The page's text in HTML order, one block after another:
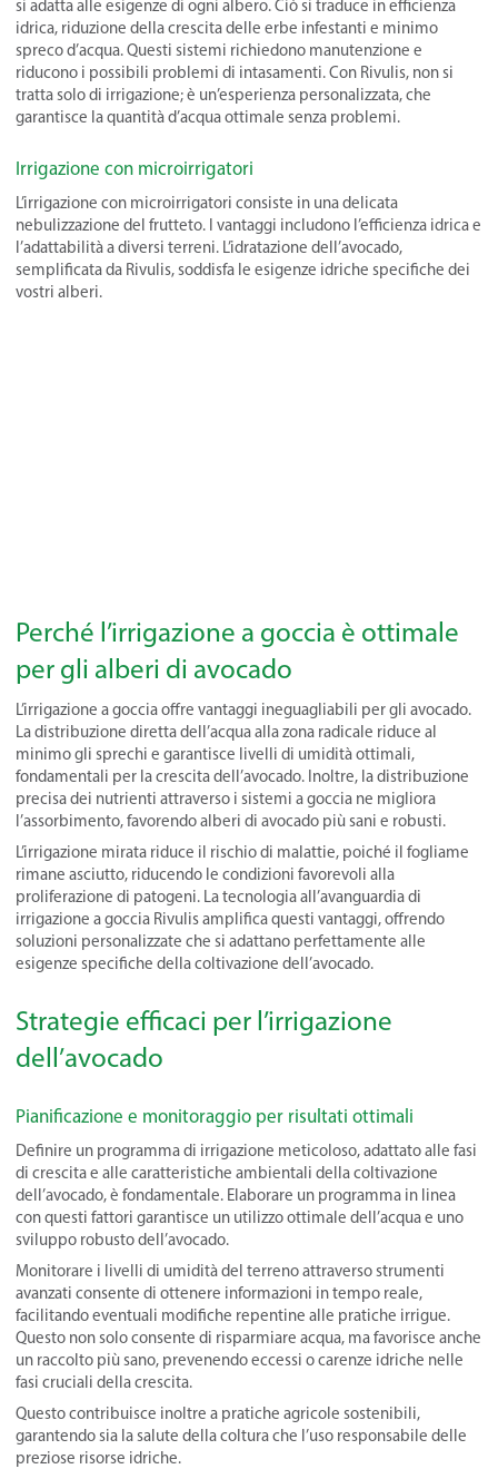
si adatta alle esigenze di ogni albero. Ciò si traduce in efficienza
idrica, riduzione della crescita delle erbe infestanti e minimo
spreco d’acqua. Questi sistemi richiedono manutenzione e
riducono i possibili problemi di intasamenti. Con Rivulis, non si
tratta solo di irrigazione; è un’esperienza personalizzata, che
garantisce la quantità d’acqua ottimale senza problemi.
Irrigazione con microirrigatori
L’irrigazione con microirrigatori consiste in una delicata
nebulizzazione del frutteto. I vantaggi includono l’efficienza idrica e
l’adattabilità a diversi terreni. L’idratazione dell’avocado,
semplificata da Rivulis, soddisfa le esigenze idriche specifiche dei
vostri alberi.
Perché l’irrigazione a goccia è ottimale
per gli alberi di avocado
L’irrigazione a goccia offre vantaggi ineguagliabili per gli avocado.
La distribuzione diretta dell’acqua alla zona radicale riduce al
minimo gli sprechi e garantisce livelli di umidità ottimali,
fondamentali per la crescita dell’avocado. Inoltre, la distribuzione
precisa dei nutrienti attraverso i sistemi a goccia ne migliora
l’assorbimento, favorendo alberi di avocado più sani e robusti.
L’irrigazione mirata riduce il rischio di malattie, poiché il fogliame
rimane asciutto, riducendo le condizioni favorevoli alla
proliferazione di patogeni. La tecnologia all’avanguardia di
irrigazione a goccia Rivulis amplifica questi vantaggi, offrendo
soluzioni personalizzate che si adattano perfettamente alle
esigenze specifiche della coltivazione dell’avocado.
Strategie efficaci per l’irrigazione
dell’avocado
Pianificazione e monitoraggio per risultati ottimali
Definire un programma di irrigazione meticoloso, adattato alle fasi
di crescita e alle caratteristiche ambientali della coltivazione
dell’avocado, è fondamentale. Elaborare un programma in linea
con questi fattori garantisce un utilizzo ottimale dell’acqua e uno
sviluppo robusto dell’avocado.
Monitorare i livelli di umidità del terreno attraverso strumenti
avanzati consente di ottenere informazioni in tempo reale,
facilitando eventuali modifiche repentine alle pratiche irrigue.
Questo non solo consente di risparmiare acqua, ma favorisce anche
un raccolto più sano, prevenendo eccessi o carenze idriche nelle
fasi cruciali della crescita.
Questo contribuisce inoltre a pratiche agricole sostenibili,
garantendo sia la salute della coltura che l’uso responsabile delle
preziose risorse idriche.